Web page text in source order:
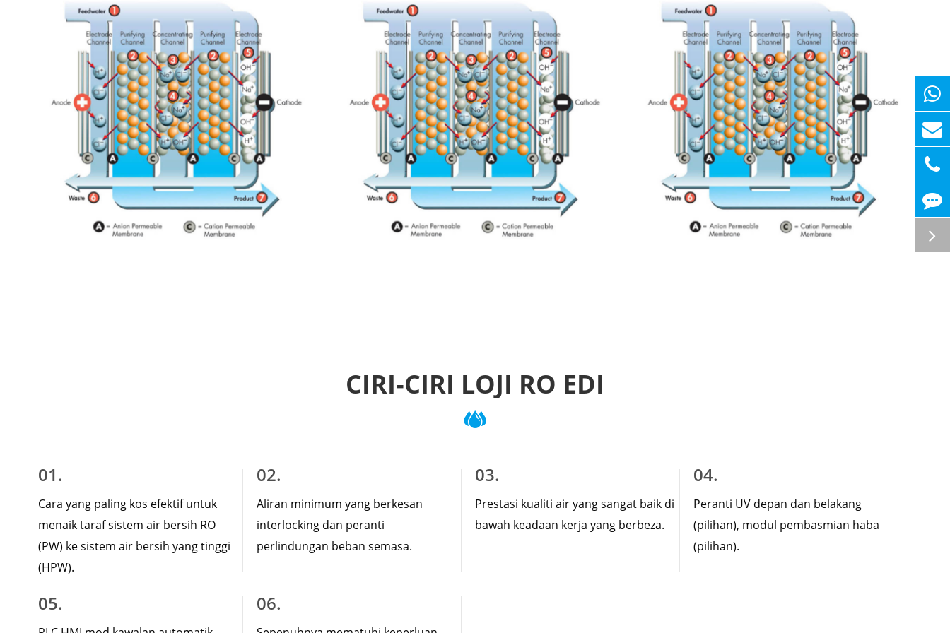
CIRI-CIRI LOJI RO EDI
01.
Cara yang paling kos efektif untuk
menaik taraf sistem air bersih RO
(PW) ke sistem air bersih yang tinggi
(HPW).
02.
Aliran minimum yang berkesan
interlocking dan peranti
perlindungan beban semasa.
03.
Prestasi kualiti air yang sangat baik di
bawah keadaan kerja yang berbeza.
04.
Peranti UV depan dan belakang
(pilihan), modul pembasmian haba
(pilihan).
05. 06.